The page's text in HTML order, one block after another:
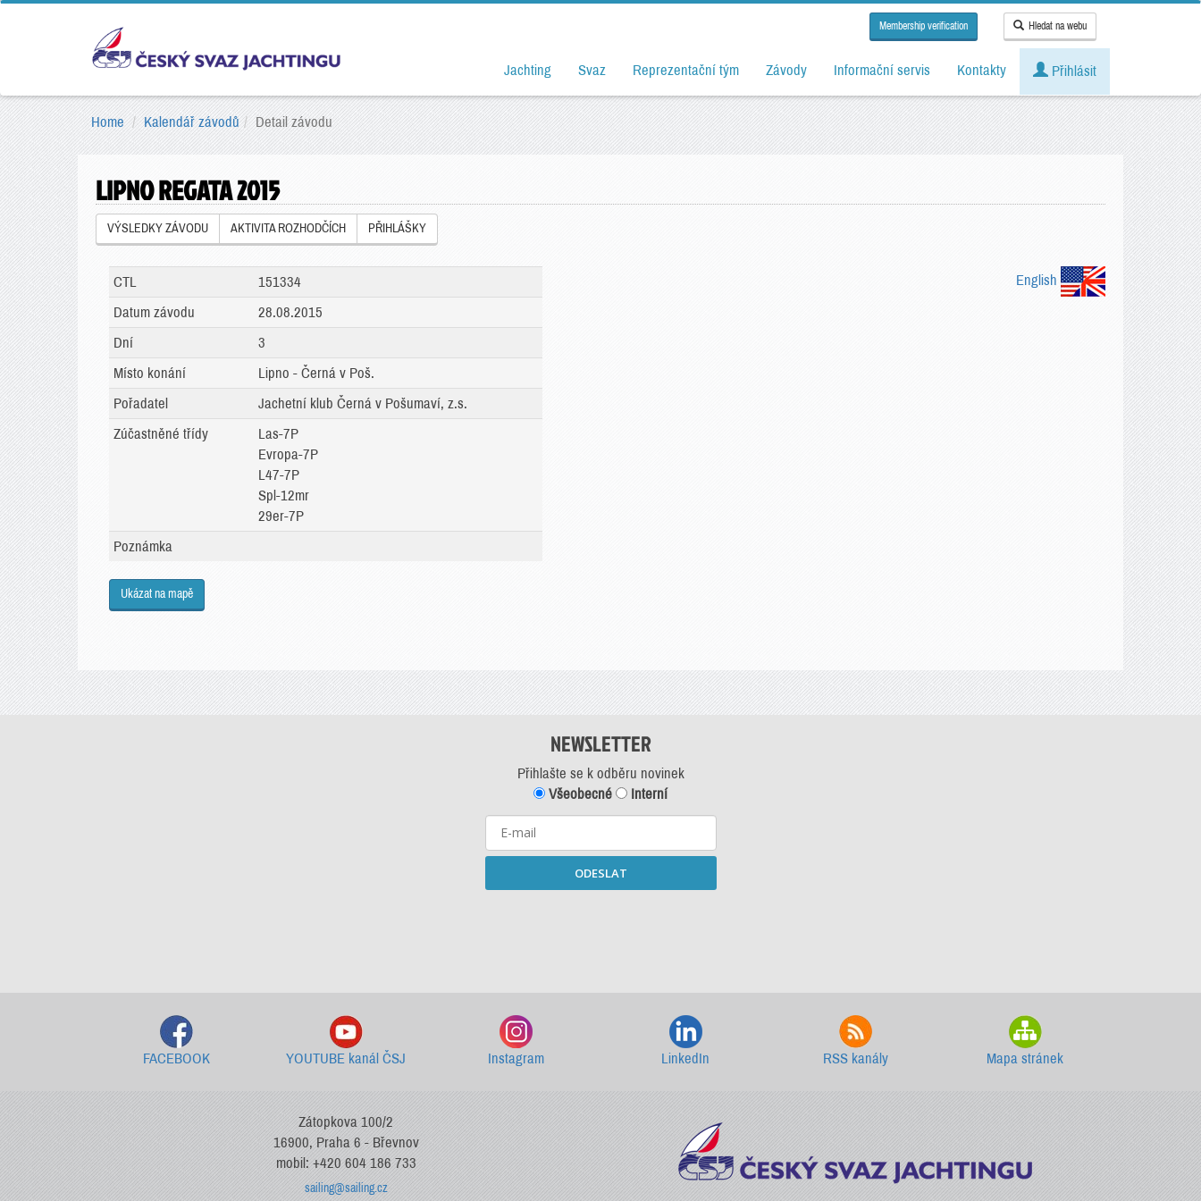
Membership verification Hledat na webu
Jachting Svaz Reprezentační tým Závody Informační servis Kontakty Přihlásit
Home Kalendář závodů Detail závodu
LIPNO REGATA 2015
VÝSLEDKY ZÁVODU AKTIVITA ROZHODČÍCH PŘIHLÁŠKY
English
CTL
151334
Datum závodu
28.08.2015
Dní
3
Místo konání
Lipno - Černá v Poš.
Pořadatel
Jachetní klub Černá v Pošumaví, z.s.
Zúčastněné třídy
Las-7P
Evropa-7P
L47-7P
Spl-12mr
29er-7P
Poznámka
Ukázat na mapě
NEWSLETTER
Přihlašte se k odběru novinek
Všeobecné
Interní
ODESLAT
FACEBOOK YOUTUBE kanál ČSJ Instagram LinkedIn RSS kanály Mapa stránek
Zátopkova 100/2
16900, Praha 6 - Břevnov
mobil: +420 604 186 733
sailing@sailing.cz